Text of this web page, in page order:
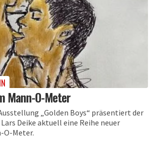
Mann-O-Meter
„Golden Boys“ präsentiert der
Deike aktuell eine Reihe neuer
O-Meter.